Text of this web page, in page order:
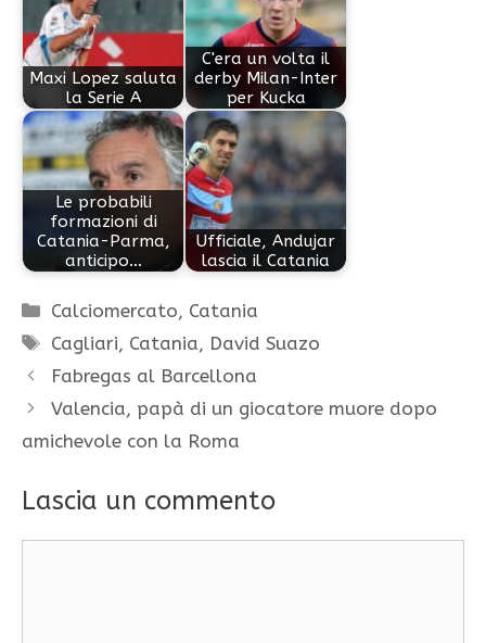
Maxi Lopez saluta
la Serie A
C'era un volta il
derby Milan-Inter
per Kucka
Le probabili
formazioni di
Catania-Parma,
anticipo…
Ufficiale, Andujar
lascia il Catania
Categorie
Calciomercato, Catania
Tag
Cagliari, Catania, David Suazo
Fabregas al Barcellona
Valencia, papà di un giocatore muore dopo
amichevole con la Roma
Lascia un commento